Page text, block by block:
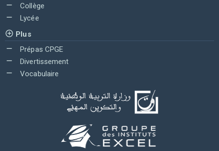
Collège
Lycée
Plus
Prépas CPGE
Divertissement
Vocabulaire